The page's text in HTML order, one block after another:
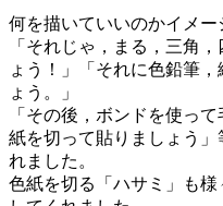
何を描いていいのかイメ
「それじゃ，まる，三角
ょう！」「それに色鉛筆
ょう。」
「その後，ボンドを使っ
紙を切って貼りましょう」
れました。
色紙を切る「ハサミ」も